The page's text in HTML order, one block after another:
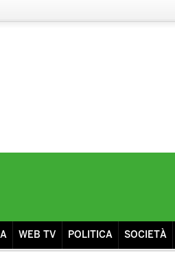
WEB TV POLITICA SOCIETÀ